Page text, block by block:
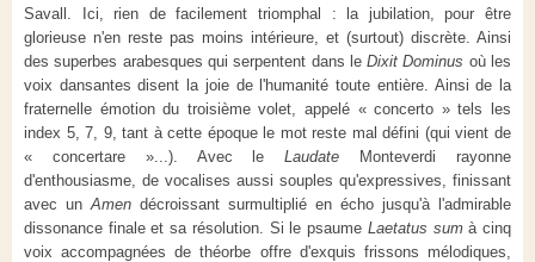
Savall. Ici, rien de facilement triomphal : la jubilation, pour être
glorieuse n'en reste pas moins intérieure, et (surtout) discrète. Ainsi
des superbes arabesques qui serpentent dans leDixit Dominus où les
voix dansantes disent la joie de l'humanité toute entière. Ainsi de la
fraternelle émotion du troisième volet, appelé « concerto » tels les
index 5, 7, 9, tant à cette époque le mot reste mal défini (qui vient de
« concertare »...). Avec leLaudate Monteverdi rayonne
d'enthousiasme, de vocalises aussi souples qu'expressives, finissant
avec un Amen décroissant surmultiplié en écho jusqu'à l'admirable
dissonance finale et sa résolution. Si le psaume Laetatus sumà cinq
voix accompagnées de théorbe offre d'exquis frissons mélodiques,